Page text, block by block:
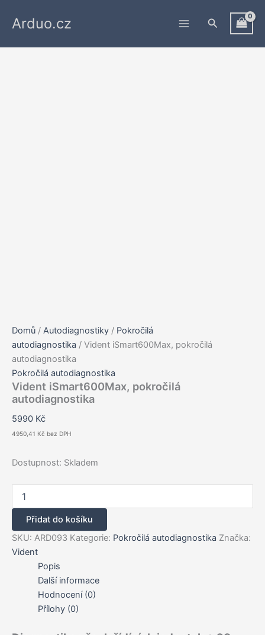
Arduo.cz Hledat
Domů / Autodiagnostiky / Pokročilá
autodiagnostika / Vident iSmart600Max, pokročilá
autodiagnostika
Pokročilá autodiagnostika
Vident iSmart600Max, pokročilá
autodiagnostika
5990 Kč
4950,41 Kč bez DPH
Dostupnost: Skladem
iSmart600Max,
pokročilá
autodiagnostika
množství
Přidat do košíku
SKU: ARD093 Kategorie: Pokročilá autodiagnostika Značka:
Vident
Popis
Další informace
Hodnocení (0)
Přílohy (0)